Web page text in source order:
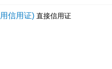
信用证) 直接信用证